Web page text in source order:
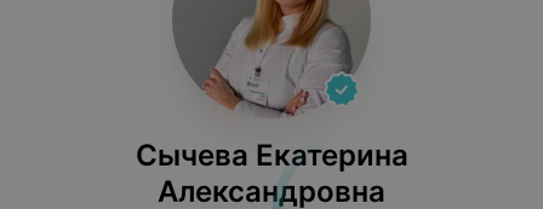
Сычева Екатерина
Александровна